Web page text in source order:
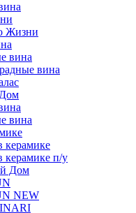
Жизни
вина
вина
вина
керамике
керамике п/у
Дом
NEW